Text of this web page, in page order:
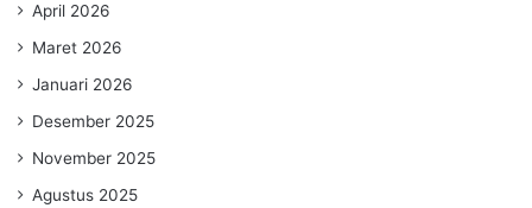
April 2026
Maret 2026
Januari 2026
Desember 2025
November 2025
Agustus 2025